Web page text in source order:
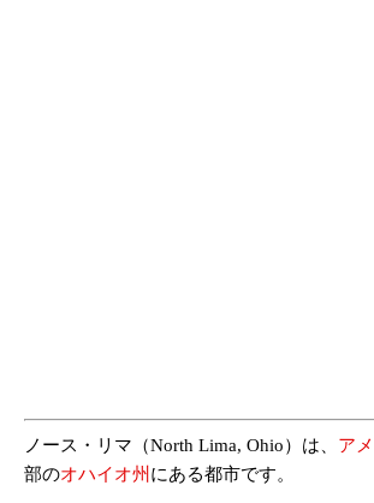
ノース・リマ（North Lima, Ohio）は、 ア
部のオハイオ州 にある都市です。